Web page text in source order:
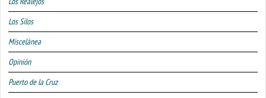
Los Silos
Miscelánea
Opinión
Puerto de la Cruz